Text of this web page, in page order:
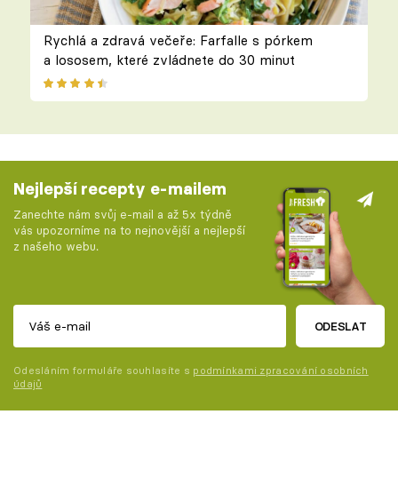
Rychlá a zdravá večeře: Farfalle s pórkem
a lososem, které zvládnete do 30 minut
Nejlepší recepty e-mailem
Zanechte nám svůj e-mail a až 5x týdně
vás upozorníme na to nejnovější a nejlepší
z našeho webu.
ODESLAT
Odesláním formuláře souhlasíte s podmínkami zpracování osobních
údajů